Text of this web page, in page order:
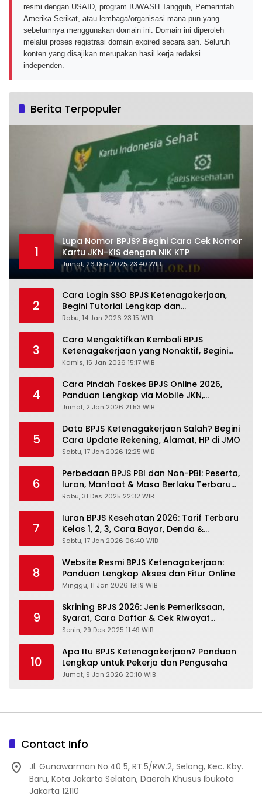
resmi dengan USAID, program IUWASH Tangguh, Pemerintah
Amerika Serikat, atau lembaga/organisasi mana pun yang
sebelumnya menggunakan domain ini. Domain ini diperoleh
melalui proses registrasi domain expired secara sah. Seluruh
konten yang disajikan merupakan hasil kerja redaksi
independen.
Berita Terpopuler
1
Lupa Nomor BPJS? Begini Cara Cek Nomor
Kartu JKN-KIS dengan NIK KTP
Jumat, 26 Des 2025 23:40 WIB
2
Cara Login SSO BPJS Ketenagakerjaan,
Begini Tutorial Lengkap dan
Pengertiannya
Rabu, 14 Jan 2026 23:15 WIB
3
Cara Mengaktifkan Kembali BPJS
Ketenagakerjaan yang Nonaktif, Begini
Panduan Lengkapnya
Kamis, 15 Jan 2026 15:17 WIB
4
Cara Pindah Faskes BPJS Online 2026,
Panduan Lengkap via Mobile JKN,
PANDAWA & Offiline Kantor Cabang
Jumat, 2 Jan 2026 21:53 WIB
5
Data BPJS Ketenagakerjaan Salah? Begini
Cara Update Rekening, Alamat, HP di JMO
Sabtu, 17 Jan 2026 12:25 WIB
6
Perbedaan BPJS PBI dan Non-PBI: Peserta,
Iuran, Manfaat & Masa Berlaku Terbaru
2026
Rabu, 31 Des 2025 22:32 WIB
7
Iuran BPJS Kesehatan 2026: Tarif Terbaru
Kelas 1, 2, 3, Cara Bayar, Denda &
Panduan Lengkap Peserta JKN-KIS
Sabtu, 17 Jan 2026 06:40 WIB
8
Website Resmi BPJS Ketenagakerjaan:
Panduan Lengkap Akses dan Fitur Online
Minggu, 11 Jan 2026 19:19 WIB
9
Skrining BPJS 2026: Jenis Pemeriksaan,
Syarat, Cara Daftar & Cek Riwayat
Kesehatan Gratis
Senin, 29 Des 2025 11:49 WIB
10
Apa Itu BPJS Ketenagakerjaan? Panduan
Lengkap untuk Pekerja dan Pengusaha
Jumat, 9 Jan 2026 20:10 WIB
Contact Info
Jl. Gunawarman No.40 5, RT.5/RW.2, Selong, Kec. Kby.
Baru, Kota Jakarta Selatan, Daerah Khusus Ibukota
Jakarta 12110